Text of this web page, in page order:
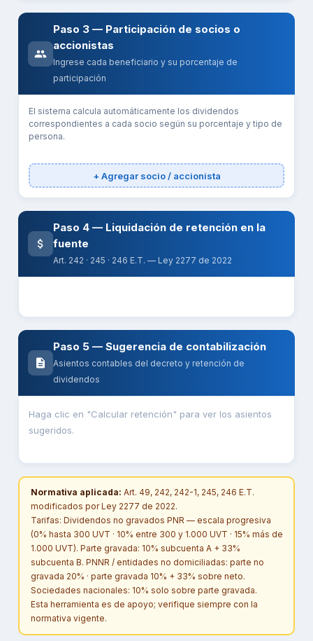
Paso 3 — Participación de socios o
accionistas
Ingrese cada beneficiario y su porcentaje de
participación
El sistema calcula automáticamente los dividendos
correspondientes a cada socio según su porcentaje y tipo de
persona.
+ Agregar socio / accionista
Paso 4 — Liquidación de retención en la
fuente
Art. 242 · 245 · 246 E.T. — Ley 2277 de 2022
Paso 5 — Sugerencia de contabilización
Asientos contables del decreto y retención de
dividendos
Haga clic en "Calcular retención" para ver los asientos
sugeridos.
Normativa aplicada: Art. 49, 242, 242-1, 245, 246 E.T.
modificados por Ley 2277 de 2022.
Tarifas: Dividendos no gravados PNR — escala progresiva
(0% hasta 300 UVT · 10% entre 300 y 1.000 UVT · 15% más de
1.000 UVT). Parte gravada: 10% subcuenta A + 33%
subcuenta B. PNNR / entidades no domiciliadas: parte no
gravada 20% · parte gravada 10% + 33% sobre neto.
Sociedades nacionales: 10% solo sobre parte gravada.
Esta herramienta es de apoyo; verifique siempre con la
normativa vigente.